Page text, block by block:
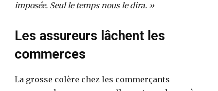
imposée. Seul le temps nous le dira. »
Les assureurs lâchent les
commerces
La grosse colère chez les commerçants